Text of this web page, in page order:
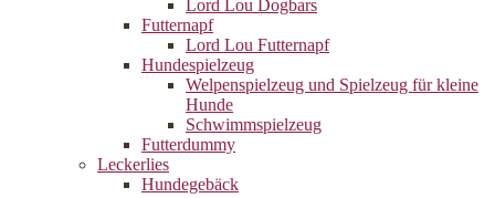
Lord Lou Dogbars
Futternapf
Lord Lou Futternapf
Hundespielzeug
Welpenspielzeug und Spielzeug für kleine
Hunde
Schwimmspielzeug
Futterdummy
Leckerlies
Hundegebäck